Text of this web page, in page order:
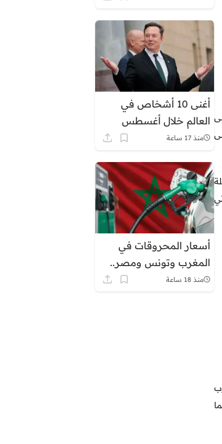
أغنى 10 أشخاص في
العالم خلال أغسطس
2026.. إيلون ماسك في
منذ 17 ساعة
أسعار المحروقات في
المغرب وتونس ومصر..
لماذا يبدو الفارق كبيرًا؟
منذ 18 ساعة